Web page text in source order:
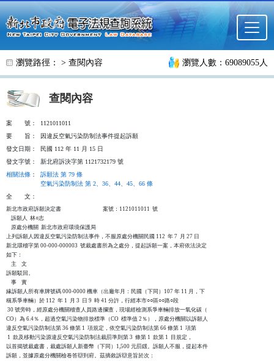
跳至主要內容
瀏覽路徑： > 查閱內容 瀏覽人數：69089055人
查閱內容
案 號：
1121011011
要
旨：
因違反空氣污染防制法事件提起訴願
發文日期：
民國 112 年 11 月 15 日
發文字號：
新北府訴決字第 1121732179 號
相關法條 ：
訴願法 第 79 條
空氣污染防制法 第 2、36、44、45、66 條
全
文：
新北市政府訴願決定書                                  案號：1121011011  號
    訴願人  林○志
    原處分機關  新北市政府環境保護局
上列訴願人因違反空氣污染防制法事件，不服原處分機關民國 112  年 7  月 27 日
新北環稽字第 00-000-000003  號裁處書所為之處分，提起訴願一案，本府依法決定
如下：
    主    文
訴願駁回。
    事    實
緣訴願人所有車牌號碼 000-0000 機車（出廠年月：民國（下同）107 年 11 月，下
稱系爭車輛）於 112  年 1  月 3  日 9  時 41 分許，行經本市○○區○○路○段
30 號旁時，經原處分機關稽查人員路邊攔查，現場經檢測系爭車輛排放一氧化碳（
CO）為 6.4％，超過空氣污染物排放標準（CO  標準值 2％），原處分機關以訴願人
違反空氣污染防制法第 36 條第 1  項規定，依空氣污染防制法第 66 條第 1  項第
1  款及移動污染源違反空氣污染防制法裁罰準則第 3  條第 1  款第 1  目規定，
以首揭號裁處書，裁處訴願人新臺幣（下同）1,500 元罰鍰。訴願人不服，提起本件
訴願，並據原處分機關檢卷答辯到府。茲摘敘訴辯意旨於次：